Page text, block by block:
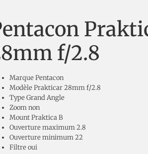
f/2.8
MarquePentacon
ModèlePrakticar 28mm f/2.8
TypeGrand Angle
Zoomnon
MountPraktica B
Ouverture maximum2.8
Ouverture minimum22
Filtreoui